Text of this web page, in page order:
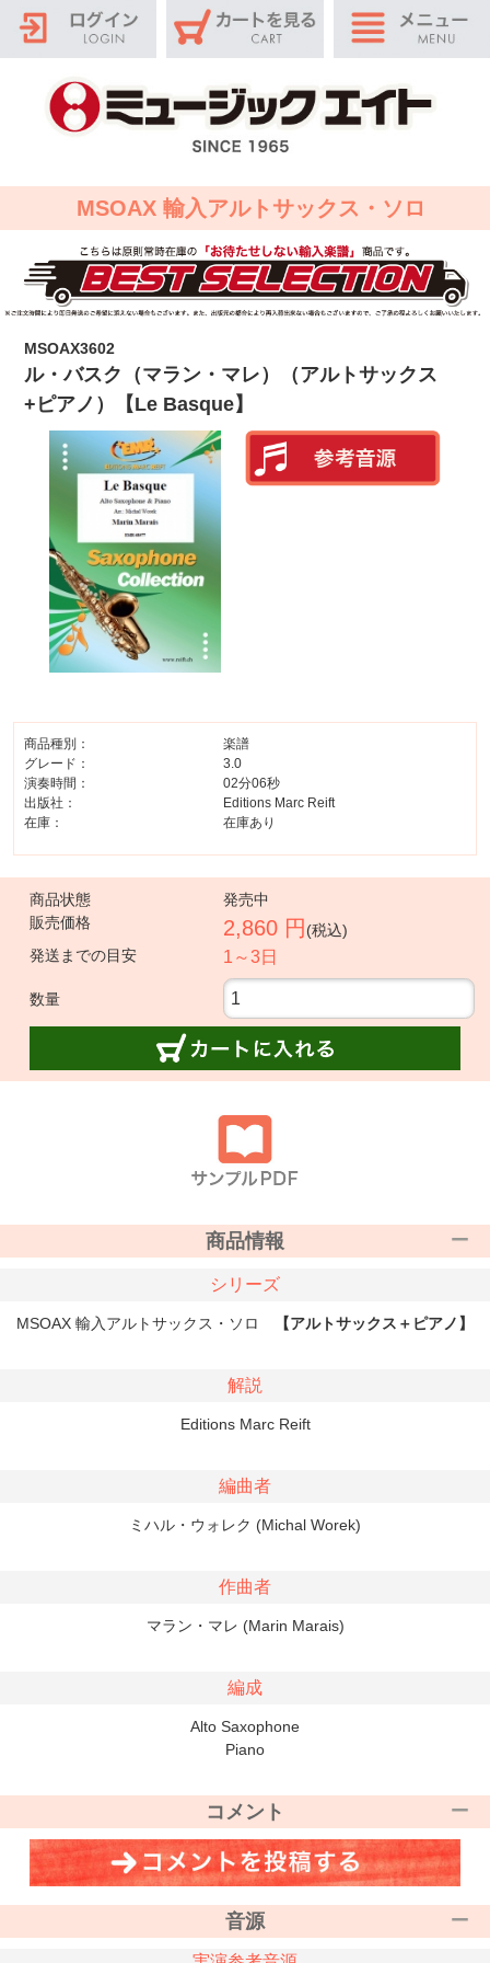
MSOAX 輸入アルトサックス・ソロ
MSOAX3602
ル・バスク（マラン・マレ）（アルトサックス
+ピアノ）【Le Basque】
商品種別：
楽譜
グレード：
3.0
演奏時間：
02分06秒
出版社：
Editions Marc Reift
在庫：
在庫あり
商品状態
発売中
販売価格
2,860 円 (税込)
発送までの目安
1～3日
数量
商品情報
シリーズ
MSOAX 輸入アルトサックス・ソロ 【アルトサックス＋ピアノ】
解説
Editions Marc Reift
編曲者
ミハル・ウォレク (Michal Worek)
作曲者
マラン・マレ (Marin Marais)
編成
Alto Saxophone
Piano
コメント
音源